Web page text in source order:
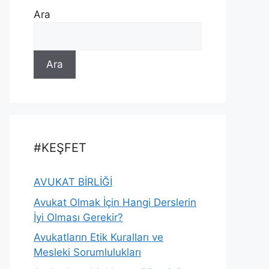
Ara
Ara
#KEŞFET
AVUKAT BİRLİĞİ
Avukat Olmak İçin Hangi Derslerin
İyi Olması Gerekir?
Avukatların Etik Kuralları ve
Mesleki Sorumlulukları